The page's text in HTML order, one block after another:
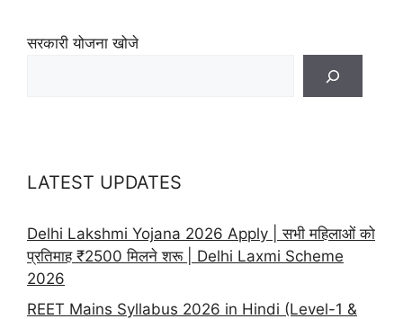
सरकारी योजना खोजे
LATEST UPDATES
Delhi Lakshmi Yojana 2026 Apply | सभी महिलाओं को
प्रतिमाह ₹2500 मिलने शरू | Delhi Laxmi Scheme
2026
REET Mains Syllabus 2026 in Hindi (Level-1 &